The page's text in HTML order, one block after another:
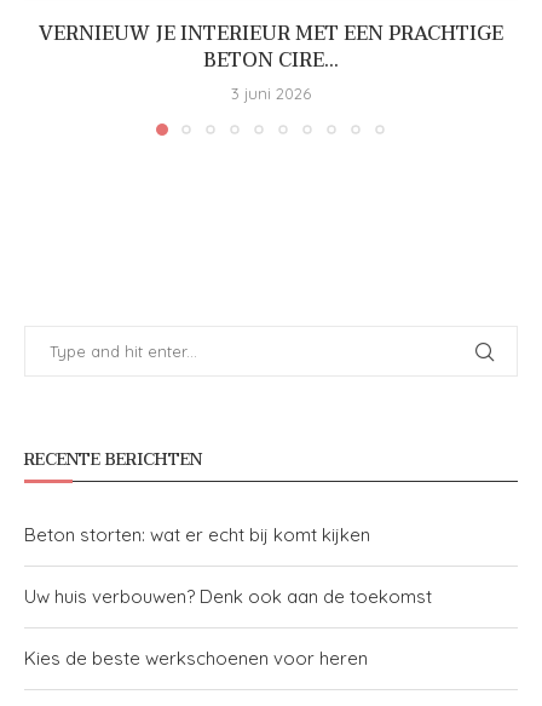
VERNIEUW JE INTERIEUR MET EEN PRACHTIGE
BETON CIRE...
3 juni 2026
RECENTE BERICHTEN
Beton storten: wat er echt bij komt kijken
Uw huis verbouwen? Denk ook aan de toekomst
Kies de beste werkschoenen voor heren